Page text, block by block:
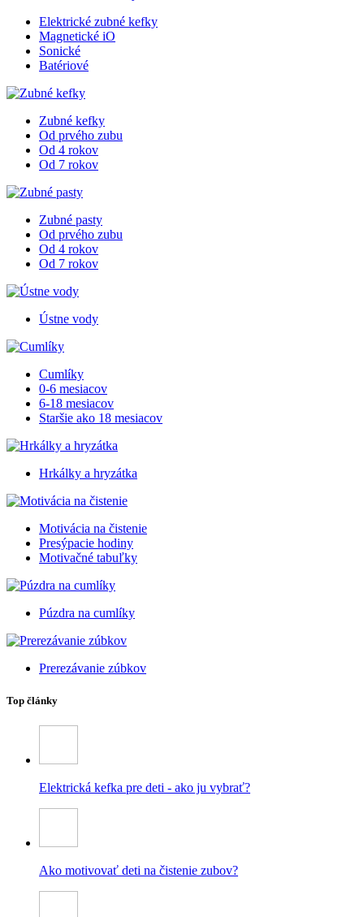
Elektrické zubné kefky
Magnetické iO
Sonické
Batériové
Zubné kefky
Od prvého zubu
Od 4 rokov
Od 7 rokov
Zubné pasty
Od prvého zubu
Od 4 rokov
Od 7 rokov
Ústne vody
Cumlíky
0-6 mesiacov
6-18 mesiacov
Staršie ako 18 mesiacov
Hrkálky a hryzátka
Motivácia na čistenie
Presýpacie hodiny
Motivačné tabuľky
Púzdra na cumlíky
Prerezávanie zúbkov
Top články
Elektrická kefka pre deti - ako ju vybrať?
Ako motivovať deti na čistenie zubov?